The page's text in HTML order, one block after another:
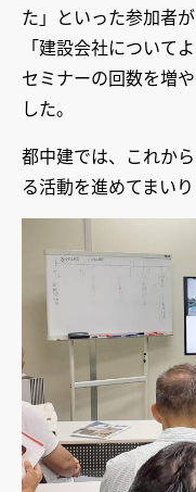
た」といった参加者
「建設会社について
セミナーの回数を増
した。
都中建では、これか
る活動を進めてまいり